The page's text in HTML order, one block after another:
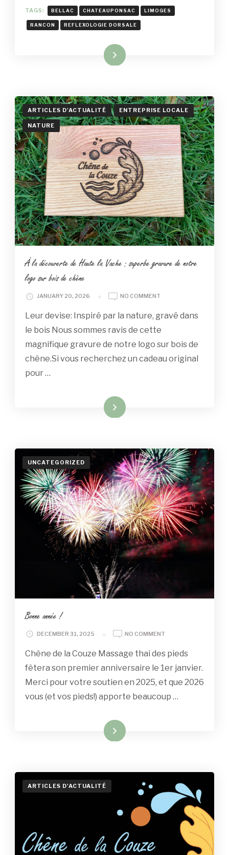
RÉFLEXOLOGIE
DORSALE
TAGS: BELLAC CHATEAUPONSAC LIMOGES
RANCON REFLEXOLOGIE DORSALE
Read More
ARTICLES D'ACTUALITÉ ENTREPRISE LOCALE
NATURE
À la découverte de Haute la Vache : superbe gravure de notre
logo sur bois de chêne
JANUARY 20, 2026 NO COMMENT
LA
DE
HAUTE
VACHE
DE
CHÊNE
Leur devise: Inspiré par la nature, gravé dans
le bois Nous sommes ravis de cette
magnifique gravure de notre logo sur bois de
chêne.Si vous recherchez un cadeau original
pour …
Read More
UNCATEGORIZED
Bonne année !
DECEMBER 31, 2025 NO COMMENT
ANNÉE
Chêne de la Couze Massage thai des pieds
fêtera son premier anniversaire le 1er janvier.
Merci pour votre soutien en 2025, et que 2026
vous (et vos pieds!) apporte beaucoup …
Read More
ARTICLES D'ACTUALITÉ